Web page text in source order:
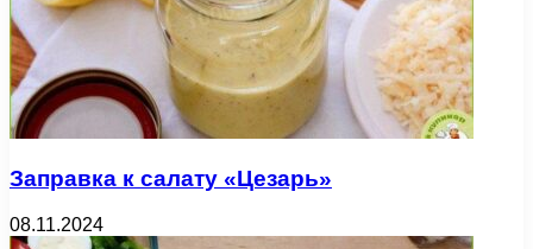
Заправка к салату «Цезарь»
08.11.2024